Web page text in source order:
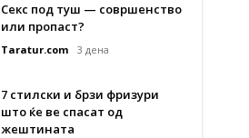
Секс под туш — совршенство
или пропаст?
Taratur.com 3 дена
7 стилски и брзи фризури
што ќе ве спасат од
жештината